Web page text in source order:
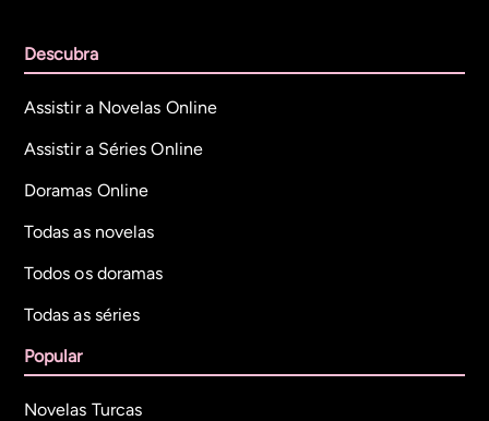
Descubra
Assistir a Novelas Online
Assistir a Séries Online
Doramas Online
Todas as novelas
Todos os doramas
Todas as séries
Popular
Novelas Turcas